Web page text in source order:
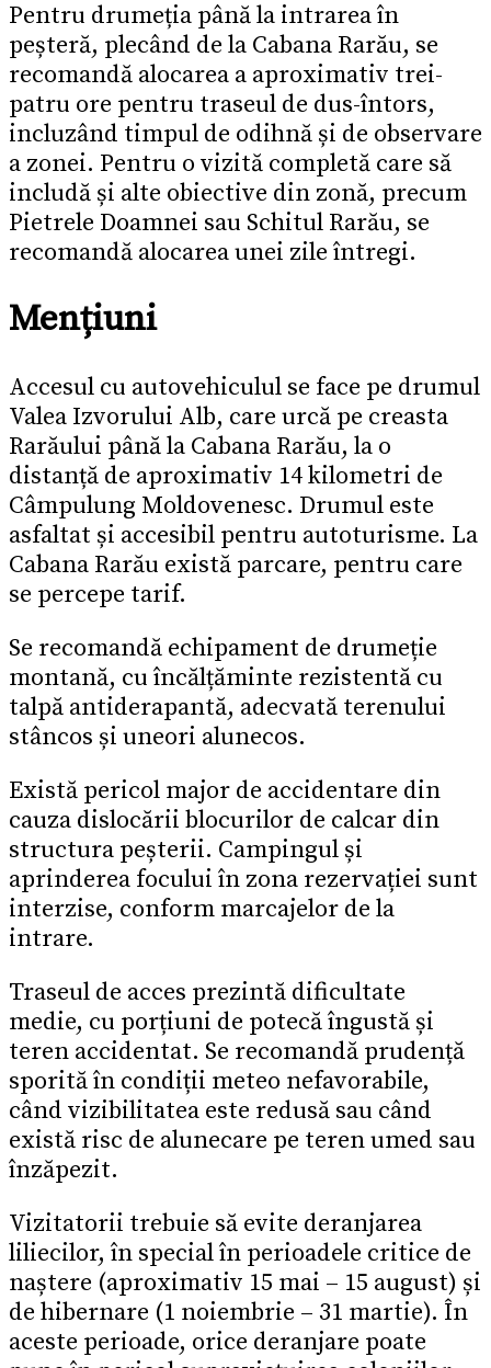
Pentru drumeția până la intrarea în
peșteră, plecând de la Cabana Rarău, se
recomandă alocarea a aproximativ trei-
patru ore pentru traseul de dus-întors,
incluzând timpul de odihnă și de observare
a zonei. Pentru o vizită completă care să
includă și alte obiective din zonă, precum
Pietrele Doamnei sau Schitul Rarău, se
recomandă alocarea unei zile întregi.
Mențiuni
Accesul cu autovehiculul se face pe drumul
Valea Izvorului Alb, care urcă pe creasta
Rarăului până la Cabana Rarău, la o
distanță de aproximativ 14 kilometri de
Câmpulung Moldovenesc. Drumul este
asfaltat și accesibil pentru autoturisme. La
Cabana Rarău există parcare, pentru care
se percepe tarif.
Se recomandă echipament de drumeție
montană, cu încălțăminte rezistentă cu
talpă antiderapantă, adecvată terenului
stâncos și uneori alunecos.
Există pericol major de accidentare din
cauza dislocării blocurilor de calcar din
structura peșterii. Campingul și
aprinderea focului în zona rezervației sunt
interzise, conform marcajelor de la
intrare.
Traseul de acces prezintă dificultate
medie, cu porțiuni de potecă îngustă și
teren accidentat. Se recomandă prudență
sporită în condiții meteo nefavorabile,
când vizibilitatea este redusă sau când
există risc de alunecare pe teren umed sau
înzăpezit.
Vizitatorii trebuie să evite deranjarea
liliecilor, în special în perioadele critice de
naștere (aproximativ 15 mai – 15 august) și
de hibernare (1 noiembrie – 31 martie). În
aceste perioade, orice deranjare poate